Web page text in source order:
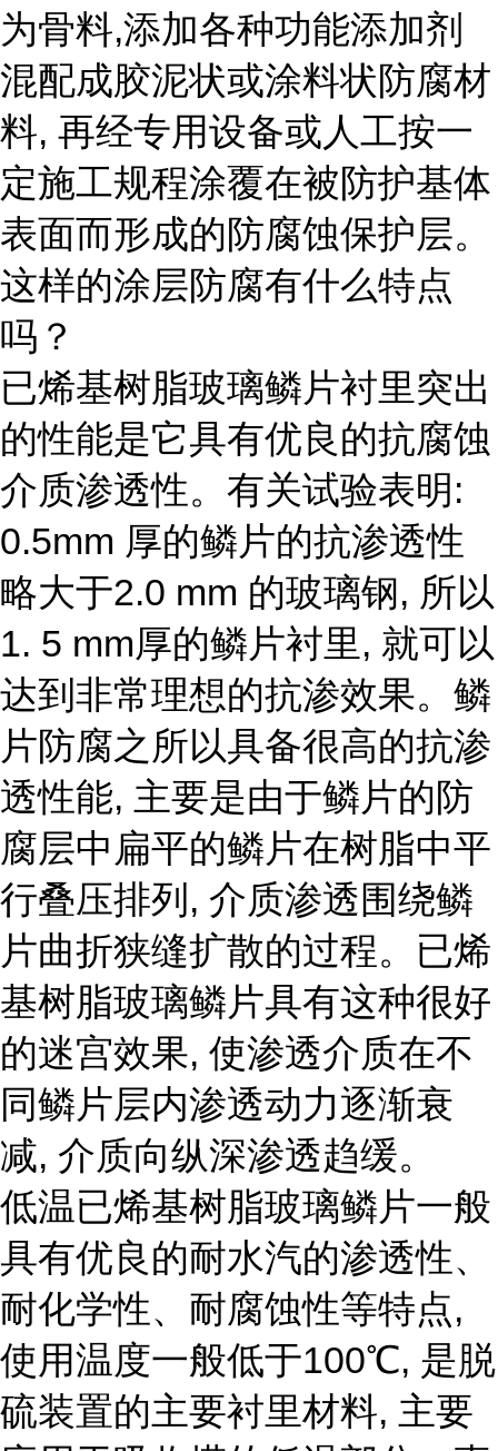
为骨料,添加各种功能添加剂
混配成胶泥状或涂料状防腐材
料, 再经专用设备或人工按一
定施工规程涂覆在被防护基体
表面而形成的防腐蚀保护层。
这样的涂层防腐有什么特点
吗？
已烯基树脂玻璃鳞片衬里突出
的性能是它具有优良的抗腐蚀
介质渗透性。有关试验表明:
0.5mm 厚的鳞片的抗渗透性
略大于2.0 mm 的玻璃钢, 所以
1. 5 mm厚的鳞片衬里, 就可以
达到非常理想的抗渗效果。鳞
片防腐之所以具备很高的抗渗
透性能, 主要是由于鳞片的防
腐层中扁平的鳞片在树脂中平
行叠压排列, 介质渗透围绕鳞
片曲折狭缝扩散的过程。已烯
基树脂玻璃鳞片具有这种很好
的迷宫效果, 使渗透介质在不
同鳞片层内渗透动力逐渐衰
减, 介质向纵深渗透趋缓。
低温已烯基树脂玻璃鳞片一般
具有优良的耐水汽的渗透性、
耐化学性、耐腐蚀性等特点,
使用温度一般低于100℃, 是脱
硫装置的主要衬里材料, 主要